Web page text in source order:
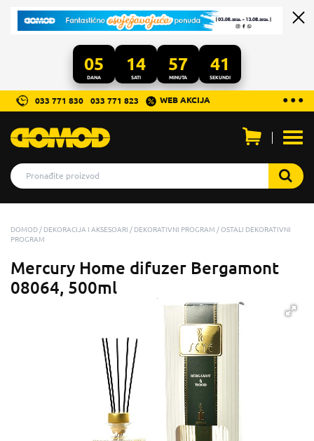
05
DANA
14
SATI
57
MINUTA
41
SEKUNDI
...
● ● ●
033 771 830 033 771 823 WEB AKCIJA
DOMOD DEKORACIJA I AKSESOARI DEKORATIVNI PROGRAM
OSTALI DEKORATIVNI
PROGRAM
Mercury Home difuzer Bergamont
08064, 500ml